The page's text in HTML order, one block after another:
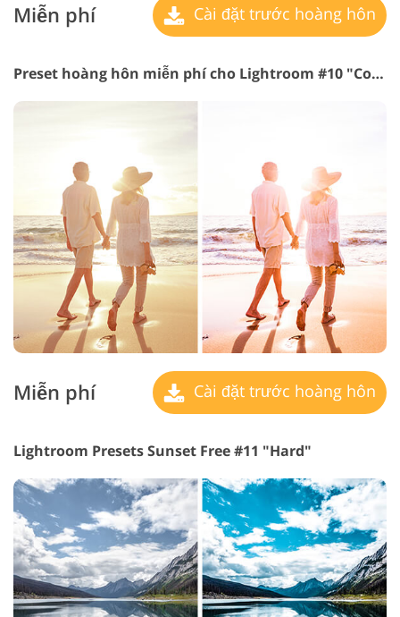
Miễn phí Cài đặt trước hoàng hôn
Preset hoàng hôn miễn phí cho Lightroom #10 "Cold Sun"
Miễn phí Cài đặt trước hoàng hôn
Lightroom Presets Sunset Free #11 "Hard"